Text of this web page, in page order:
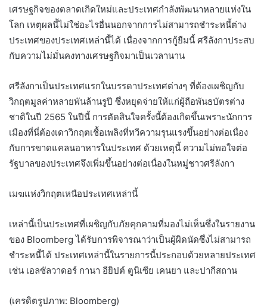
เศรษฐกิจของตลาดเกิดใหม่และประเทศกำลังพัฒนาหลายแห่งใน
โลก เหตุผลนี้ไม่ใช่อะไรอื่นนอกจากการไม่สามารถชำระหนี้ต่าง
ประเทศของประเทศเหล่านี้ได้ เนื่องจากการกู้ยืมนี้ ศรีลังกาประสบ
กับความไม่มั่นคงทางเศรษฐกิจมาเป็นเวลานาน
ศรีลังกาเป็นประเทศแรกในบรรดาประเทศต่างๆ ที่ต้องเผชิญกับ
วิกฤตมูลค่าหลายพันล้านรูปี ซึ่งหยุดจ่ายให้แก่ผู้ถือพันธบัตรต่าง
ชาติในปี 2565 ในปีนี้ การตัดสินใจครั้งนี้ต้องเกิดขึ้นเพราะนักการ
เมืองที่นี่ต้องเดาวิกฤตเชื้อเพลิงที่ทวีความรุนแรงขึ้นอย่างต่อเนื่อง
กับการขาดแคลนอาหารในประเทศ ด้วยเหตุนี้ ความไม่พอใจต่อ
รัฐบาลของประเทศจึงเพิ่มขึ้นอย่างต่อเนื่องในหมู่ชาวศรีลังกา
เมฆแห่งวิกฤตเหนือประเทศเหล่านี้
เหล่านี้เป็นประเทศที่เผชิญกับภัยคุกคามที่มองไม่เห็นซึ่งในรายงาน
ของ Bloomberg ได้รับการพิจารณาว่าเป็นผู้ผิดนัดซึ่งไม่สามารถ
ชำระหนี้ได้ ประเทศเหล่านี้ในรายการนี้ประกอบด้วยหลายประเทศ
เช่น เอลซัลวาดอร์ กานา อียิปต์ ตูนิเซีย เคนยา และปากีสถาน
(เครดิตรูปภาพ: Bloomberg)